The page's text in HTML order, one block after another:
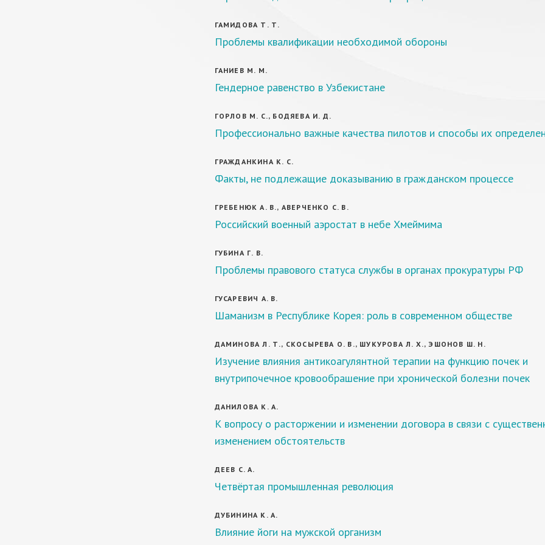
ГАМИДОВА Т. Т.
Проблемы квалификации необходимой обороны
ГАНИЕВ М. М.
Гендерное равенство в Узбекистане
ГОРЛОВ М. С., БОДЯЕВА И. Д.
Профессионально важные качества пилотов и способы их
ГРАЖДАНКИНА К. С.
Факты, не подлежащие доказыванию в гражданском процессе
ГРЕБЕНЮК А. В., АВЕРЧЕНКО С. В.
Российский военный аэростат в небе Хмеймима
ГУБИНА Г. В.
Проблемы правового статуса службы в органах прокуратуры РФ
ГУСАРЕВИЧ А. В.
Шаманизм в Республике Корея: роль в современном обществе
ДАМИНОВА Л. Т., СКОСЫРЕВА О. В., ШУКУРОВА Л. Х., ЭШОНОВ Ш. Н.
Изучение влияния антикоагулянтной терапии на функцию почек и
внутрипочечное кровообрашение при хронической болезни почек
ДАНИЛОВА К. А.
К вопросу о расторжении и изменении договора в связи с
изменением обстоятельств
ДЕЕВ С. А.
Четвёртая промышленная революция
ДУБИНИНА К. А.
Влияние йоги на мужской организм